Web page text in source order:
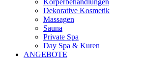
Körperbehandlungen
Dekorative Kosmetik
Massagen
Sauna
Private Spa
Day Spa & Kuren
ANGEBOTE